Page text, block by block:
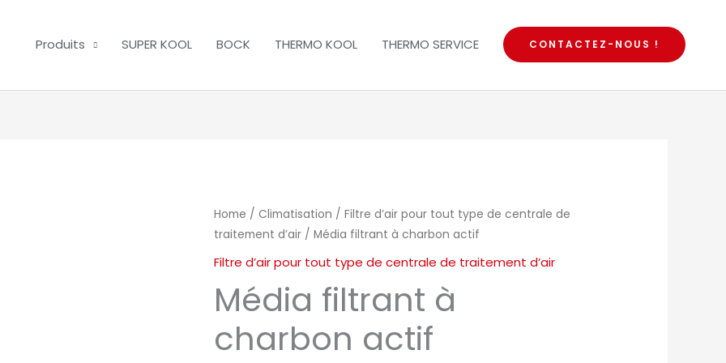
Produits SUPER KOOL BOCK THERMO KOOL THERMO SERVICE CONTACTEZ-NOUS !
Home / Climatisation / Filtre d’air pour tout type de centrale de
traitement d’air / Média filtrant à charbon actif
Filtre d’air pour tout type de centrale de traitement d’air
Média filtrant à
charbon actif